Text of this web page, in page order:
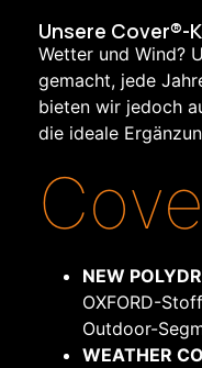
Unsere Cover®-
Wetter und Wind?
gemacht, jede
bieten wir jedoch
die ideale
NEW
OXFORD-
Outdoor-
WEATHER